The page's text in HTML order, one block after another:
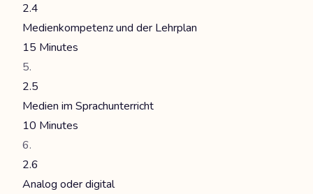
2.4
Medienkompetenz und der Lehrplan
15 Minutes
2.5
Medien im Sprachunterricht
10 Minutes
2.6
Analog oder digital